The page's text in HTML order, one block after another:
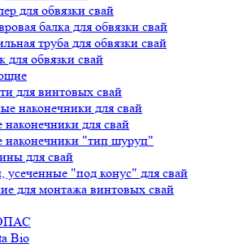
для обвязки свай
балка для обвязки свай
труба для обвязки свай
для обвязки свай
для винтовых свай
наконечники для свай
для свай
наконечники "тип шуруп"
для свай
усеченные "под конус" для свай
для монтажа винтовых свай
Bio